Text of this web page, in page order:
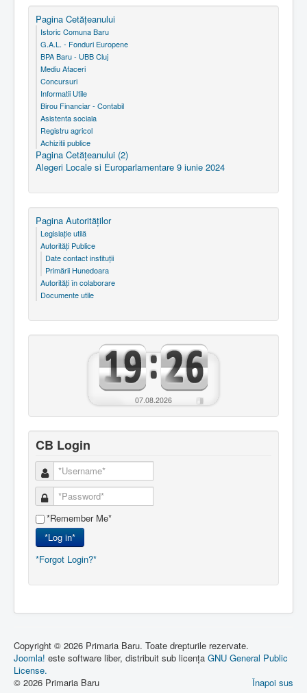
Pagina Cetăţeanului
Istoric Comuna Baru
G.A.L. - Fonduri Europene
BPA Baru - UBB Cluj
Mediu Afaceri
Concursuri
Informatii Utile
Birou Financiar - Contabil
Asistenta sociala
Registru agricol
Achizitii publice
Pagina Cetăţeanului (2)
Alegeri Locale si Europarlamentare 9 iunie 2024
Pagina Autorităţilor
Legislaţie utilă
Autorităţi Publice
Date contact instituţii
Primării Hunedoara
Autorităţi în colaborare
Documente utile
07.08.2026
CB Login
*Remember Me*
*Log in*
*Forgot Login?*
Copyright © 2026 Primaria Baru. Toate drepturile rezervate.
Joomla! este software liber, distribuit sub licența GNU General Public
License.
Înapoi sus
© 2026 Primaria Baru